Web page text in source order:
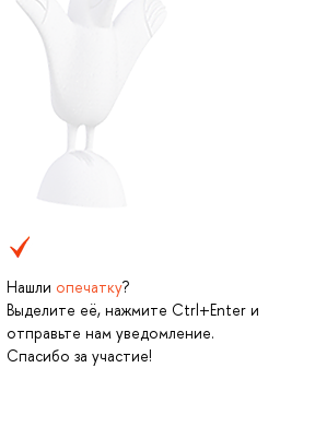
Нашли опечатку?
Выделите её, нажмите Ctrl+Enter и
отправьте нам уведомление.
Спасибо за участие!